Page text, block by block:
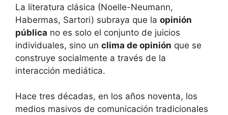
La literatura clásica (Noelle-Neumann,
Habermas, Sartori) subraya que la opinión
pública no es solo el conjunto de juicios
individuales, sino un clima de opinión que se
construye socialmente a través de la
interacción mediática.
Hace tres décadas, en los años noventa, los
medios masivos de comunicación tradicionales